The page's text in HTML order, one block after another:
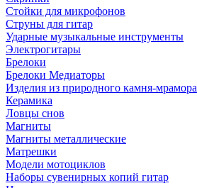
Стойки для микрофонов
Струны для гитар
Ударные музыкальные инструменты
Электрогитары
Брелоки
Брелоки Медиаторы
Изделия из природного камня-мрамора
Керамика
Ловцы снов
Магниты
Магниты металлические
Матрешки
Модели мотоциклов
Наборы сувенирных копий гитар